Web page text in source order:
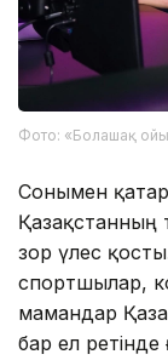
Фото: «Болашақ
Сонымен
Қазақстанның
зор үлес
спортшылар,
мамандар
бар ел